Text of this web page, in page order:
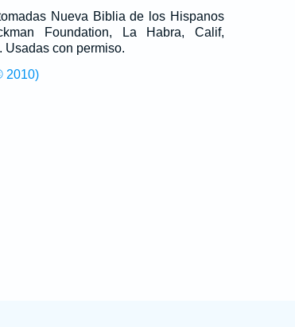
Nueva Biblia de los Hispanos
Foundation, La Habra, Calif,
. Usadas con permiso.
2010)